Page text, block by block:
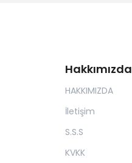
Hakkımızda
HAKKIMIZDA
İletişim
S.S.S
KVKK